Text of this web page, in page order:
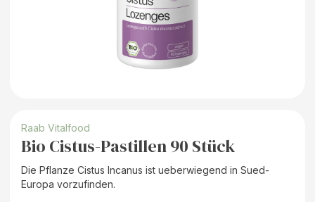
Raab Vitalfood
Bio Cistus-Pastillen 90 Stück
Die Pflanze Cistus Incanus ist ueberwiegend in Sued-
Europa vorzufinden.